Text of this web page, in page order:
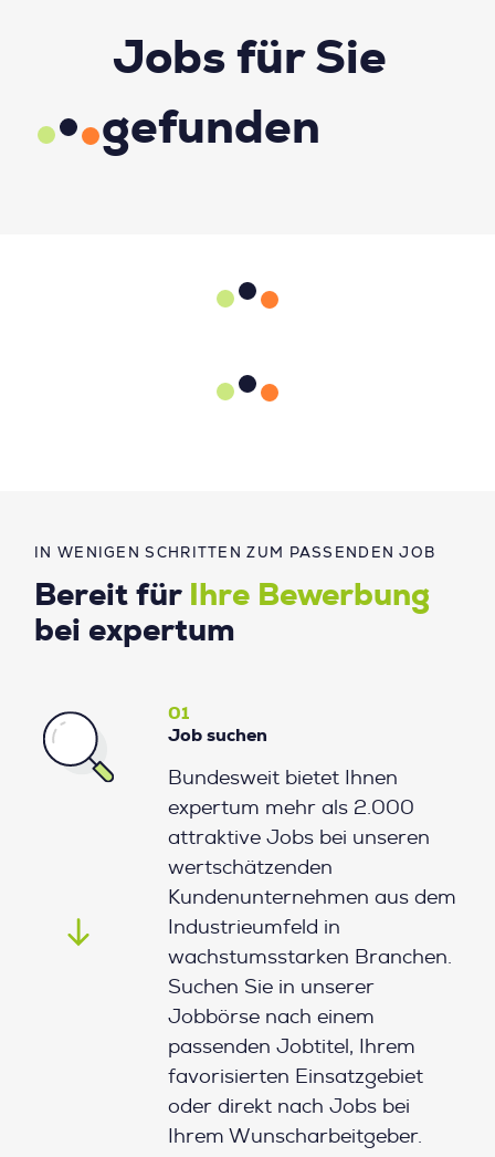
IN WENIGEN SCHRITTEN ZUM PASSENDEN JOB
Bereit für
Ihre Bewerbung
bei expertum
01
Job suchen
Bundesweit bietet Ihnen
expertum mehr als 2.000
attraktive Jobs bei unseren
wertschätzenden
Kundenunternehmen aus dem
Industrieumfeld in
wachstumsstarken Branchen.
Suchen Sie in unserer
Jobbörse nach einem
passenden Jobtitel, Ihrem
favorisierten Einsatzgebiet
oder direkt nach Jobs bei
Ihrem Wunscharbeitgeber.